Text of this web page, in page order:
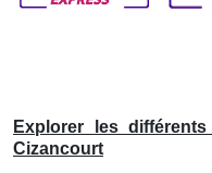
Explorer les
Cizancourt